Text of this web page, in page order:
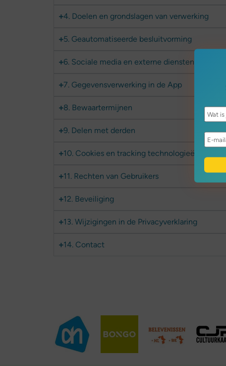
4. Doelen en grondslagen van verwerking
5. Geautomatiseerde besluitvorming
6. Sociale media en externe diensten
7. Gegevensverwerking in de App
8. Bewaartermijnen
9. Delen met derden
10. Cookies en tracking technologieën
11. Rechten van Gebruikers
12. Beveiliging
13. Wijzigingen in de Privacyverklaring
14. Contact